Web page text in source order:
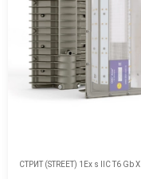
СТРИТ (STREET) 1Ex s IIC T6 Gb X